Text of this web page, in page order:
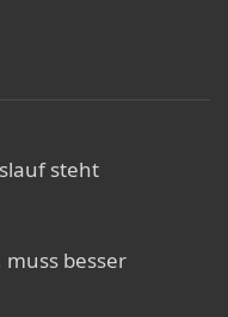
steht
besser